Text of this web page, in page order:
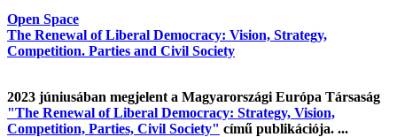
Open Space
The Renewal of Liberal Democracy: Vision, Strategy,
Competition. Parties and Civil Society
2023 júniusában megjelent a Magyarországi Európa Társaság
"The Renewal of Liberal Democracy: Strategy, Vision,
Competition, Parties, Civil Society" című publikációja. ...